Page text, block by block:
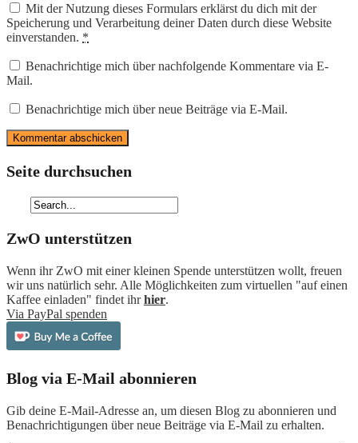
Mit der Nutzung dieses Formulars erklärst du dich mit der
Speicherung und Verarbeitung deiner Daten durch diese Website
einverstanden. *
Benachrichtige mich über nachfolgende Kommentare via E-
Mail.
Benachrichtige mich über neue Beiträge via E-Mail.
Seite durchsuchen
ZwO unterstützen
Wenn ihr ZwO mit einer kleinen Spende unterstützen wollt, freuen
wir uns natürlich sehr. Alle Möglichkeiten zum virtuellen "auf einen
Kaffee einladen" findet ihrhier.
Via PayPal spenden
Blog via E-Mail abonnieren
Gib deine E-Mail-Adresse an, um diesen Blog zu abonnieren und
Benachrichtigungen über neue Beiträge via E-Mail zu erhalten.